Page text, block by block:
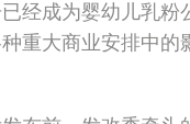
经成为婴幼儿乳
重大商业安排中